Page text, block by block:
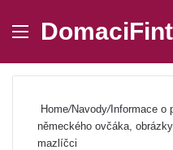
Menu
Home/Navody/Informace o
německého ovčáka,
mazlíčci